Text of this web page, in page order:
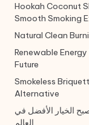
Hookah Coconut
Smooth Smoking
Natural Clean
Renewable
Future
Smokeless
Alternative
الخيار الأفضل في
العالم